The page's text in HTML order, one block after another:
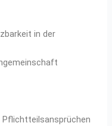
in der
Pflichtteilsansprüchen